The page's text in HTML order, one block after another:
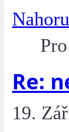
Nahoru
Re:
19.